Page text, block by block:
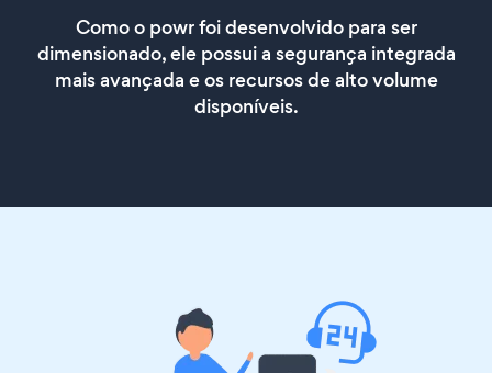
Como o powr foi desenvolvido para ser
dimensionado, ele possui a segurança integrada
mais avançada e os recursos de alto volume
disponíveis.